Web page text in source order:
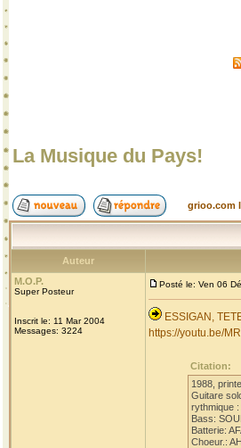
La Musique du Pays!
grioo.com
Auteur
M.O.P.
Super Posteur
Inscrit le: 11 Mar 2004
Messages: 3224
Posté le: Ven 06
ESSIGAN,
https://youtu.be/
Citation:
1988,
Guitare
rythmique
Bass:
Batterie:
Choeur.: